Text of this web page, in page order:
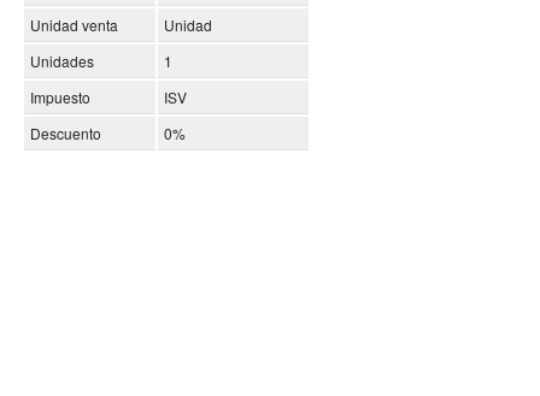
Unidad venta
Unidad
Unidades
1
Impuesto
ISV
Descuento
0%